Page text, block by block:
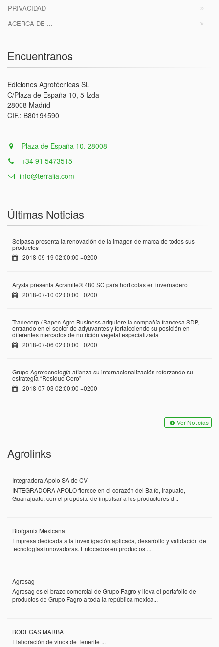
PRIVACIDAD
ACERCA DE ...
Encuentranos
Ediciones Agrotécnicas SL
C/Plaza de España 10, 5 Izda
28008 Madrid
CIF.: B80194590
Plaza de España 10, 28008
+34 91 5473515
info@terralia.com
Últimas Noticias
Seipasa presenta la renovación de la imagen de marca de todos sus
productos
2018-09-19 02:00:00 +0200
Arysta presenta Acramite® 480 SC para hortícolas en invernadero
2018-07-10 02:00:00 +0200
Tradecorp / Sapec Agro Business adquiere la compañía francesa SDP,
entrando en el sector de adyuvantes y fortaleciendo su posición en
diferentes mercados de nutrición vegetal especializada
2018-07-06 02:00:00 +0200
Grupo Agrotecnología afianza su internacionalización reforzando su
estrategia “Residuo Cero”
2018-07-03 02:00:00 +0200
Ver Noticias
Agrolinks
Integradora Apolo SA de CV
INTEGRADORA APOLO florece en el corazón del Bajío, Irapuato,
Guanajuato, con el propósito de impulsar a los productores d...
Biorganix Mexicana
Empresa dedicada a la investigación aplicada, desarrollo y validación de
tecnologías innovadoras. Enfocados en productos ...
Agrosag
Agrosag es el brazo comercial de Grupo Fagro y lleva el portafolio de
productos de Grupo Fagro a toda la república mexica...
BODEGAS MARBA
Elaboración de vinos de Tenerife ...